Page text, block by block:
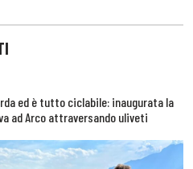
ed è tutto ciclabile: inaugurata la
ad Arco attraversando uliveti